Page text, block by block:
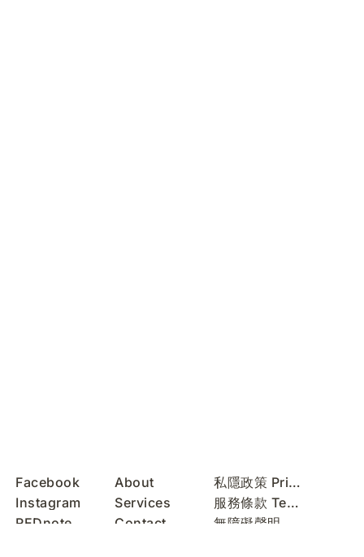
Facebook
Instagram
REDnote
About
Services
Contact
私隱政策 Privacy Policy
服務條款 Terms of Use